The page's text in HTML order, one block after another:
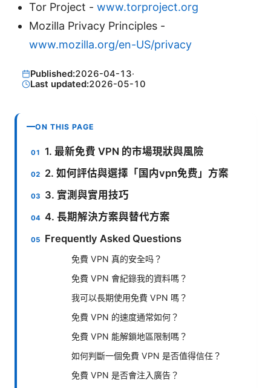
Tor Project - www.torproject.org
Mozilla Privacy Principles -
www.mozilla.org/en-US/privacy
Published:2026-04-13·
Last updated:2026-05-10
ON THIS PAGE
1. 最新免費 VPN 的市場現狀與風險
2. 如何評估與選擇「国内vpn免费」方案
3. 實測與實用技巧
4. 長期解決方案與替代方案
Frequently Asked Questions
免費 VPN 真的安全吗？
免費 VPN 會紀錄我的資料嗎？
我可以長期使用免費 VPN 嗎？
免費 VPN 的速度通常如何？
免費 VPN 能解鎖地區限制嗎？
如何判斷一個免費 VPN 是否值得信任？
免費 VPN 是否會注入廣告？